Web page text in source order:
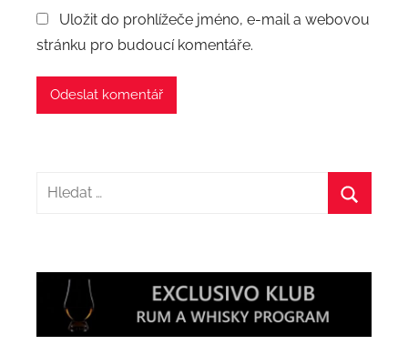
Uložit do prohlížeče jméno, e-mail a webovou
stránku pro budoucí komentáře.
Hledat: